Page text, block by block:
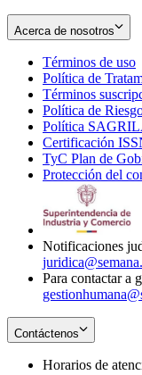
Acerca de nosotros
Términos de uso
Política de
Términos
Política de
Política
Certificación
TyC Plan de
Protección del
Notificaciones
Para contactar a
Contáctenos
Horarios de